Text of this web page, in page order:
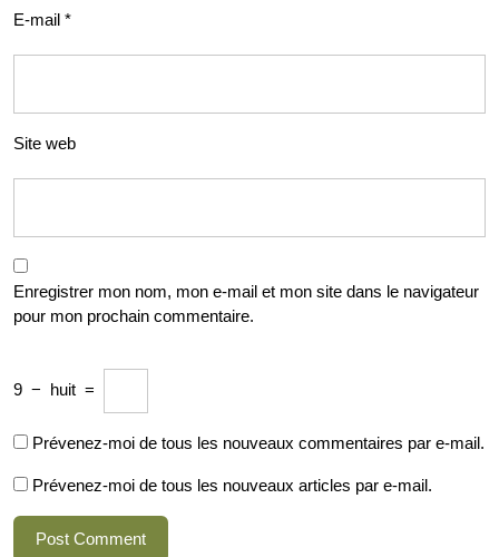
E-mail *
Site web
Enregistrer mon nom, mon e-mail et mon site dans le navigateur
pour mon prochain commentaire.
9 − huit =
Prévenez-moi de tous les nouveaux commentaires par e-mail.
Prévenez-moi de tous les nouveaux articles par e-mail.